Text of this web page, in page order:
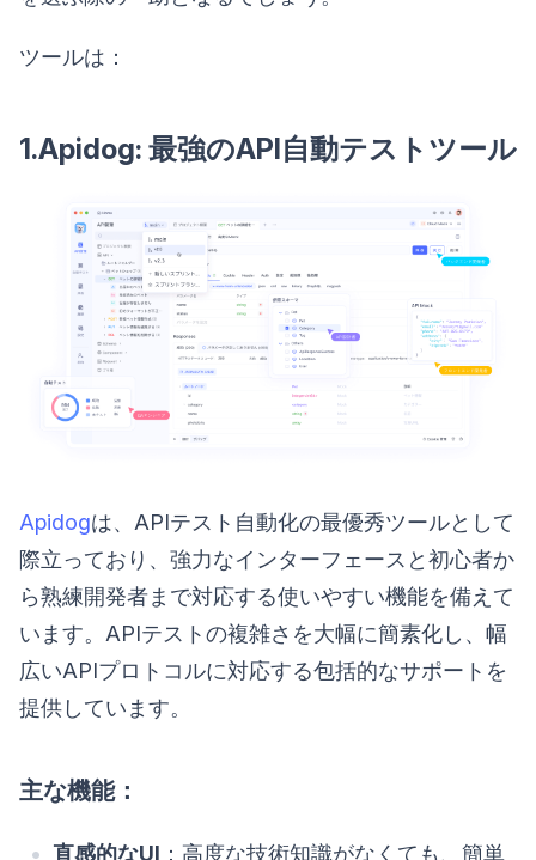
ツールは：
1.Apidog: 最強のAPI自動テストツール
Apidogは、APIテスト自動化の最優秀ツールとして
際立っており、強力なインターフェースと初心者か
ら熟練開発者まで対応する使いやすい機能を備えて
います。APIテストの複雑さを大幅に簡素化し、幅
広いAPIプロトコルに対応する包括的なサポートを
提供しています。
主な機能：
直感的なUI ：高度な技術知識がなくても、簡単